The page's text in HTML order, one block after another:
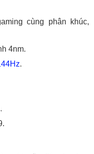
cùng phân khúc,
4nm.
.